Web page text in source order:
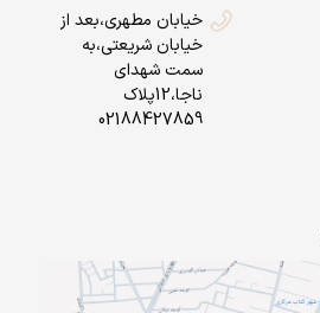
خیابان مطهری،بعد از
خیابان شریعتی،به
سمت شهدای
ناجا،12پلاک
02188427859